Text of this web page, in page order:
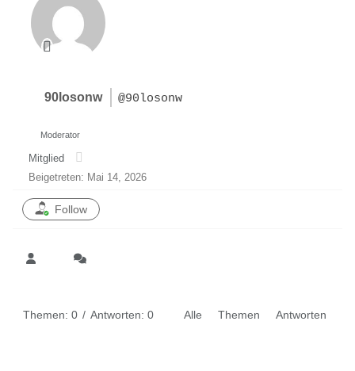
90losonw @90losonw
Moderator
Mitglied
Beigetreten: Mai 14, 2026
Follow
Themen: 0 / Antworten: 0 Alle Themen Antworten